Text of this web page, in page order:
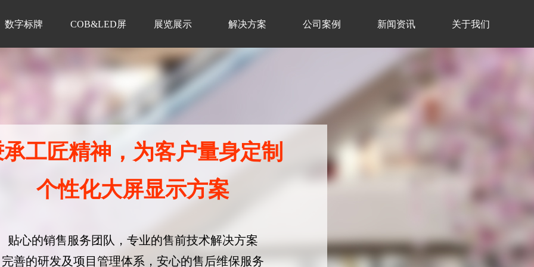
数字标牌 COB&LED屏 展览展示 解决方案 公司案例 新闻资讯 关于我们
工匠精神，为客户量身定制
个性化大屏显示方案
贴心的销售服务团队，专业的售前技术解决方案
完善的研发及项目管理体系，安心的售后维保服务